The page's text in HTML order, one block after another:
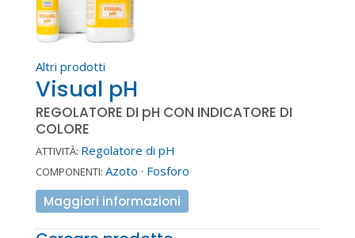
Altri prodotti
Visual pH
REGOLATORE DI pH CON INDICATORE DI
COLORE
ATTIVITÀ: Regolatore di pH
COMPONENTI: Azoto · Fosforo
Maggiori informazioni